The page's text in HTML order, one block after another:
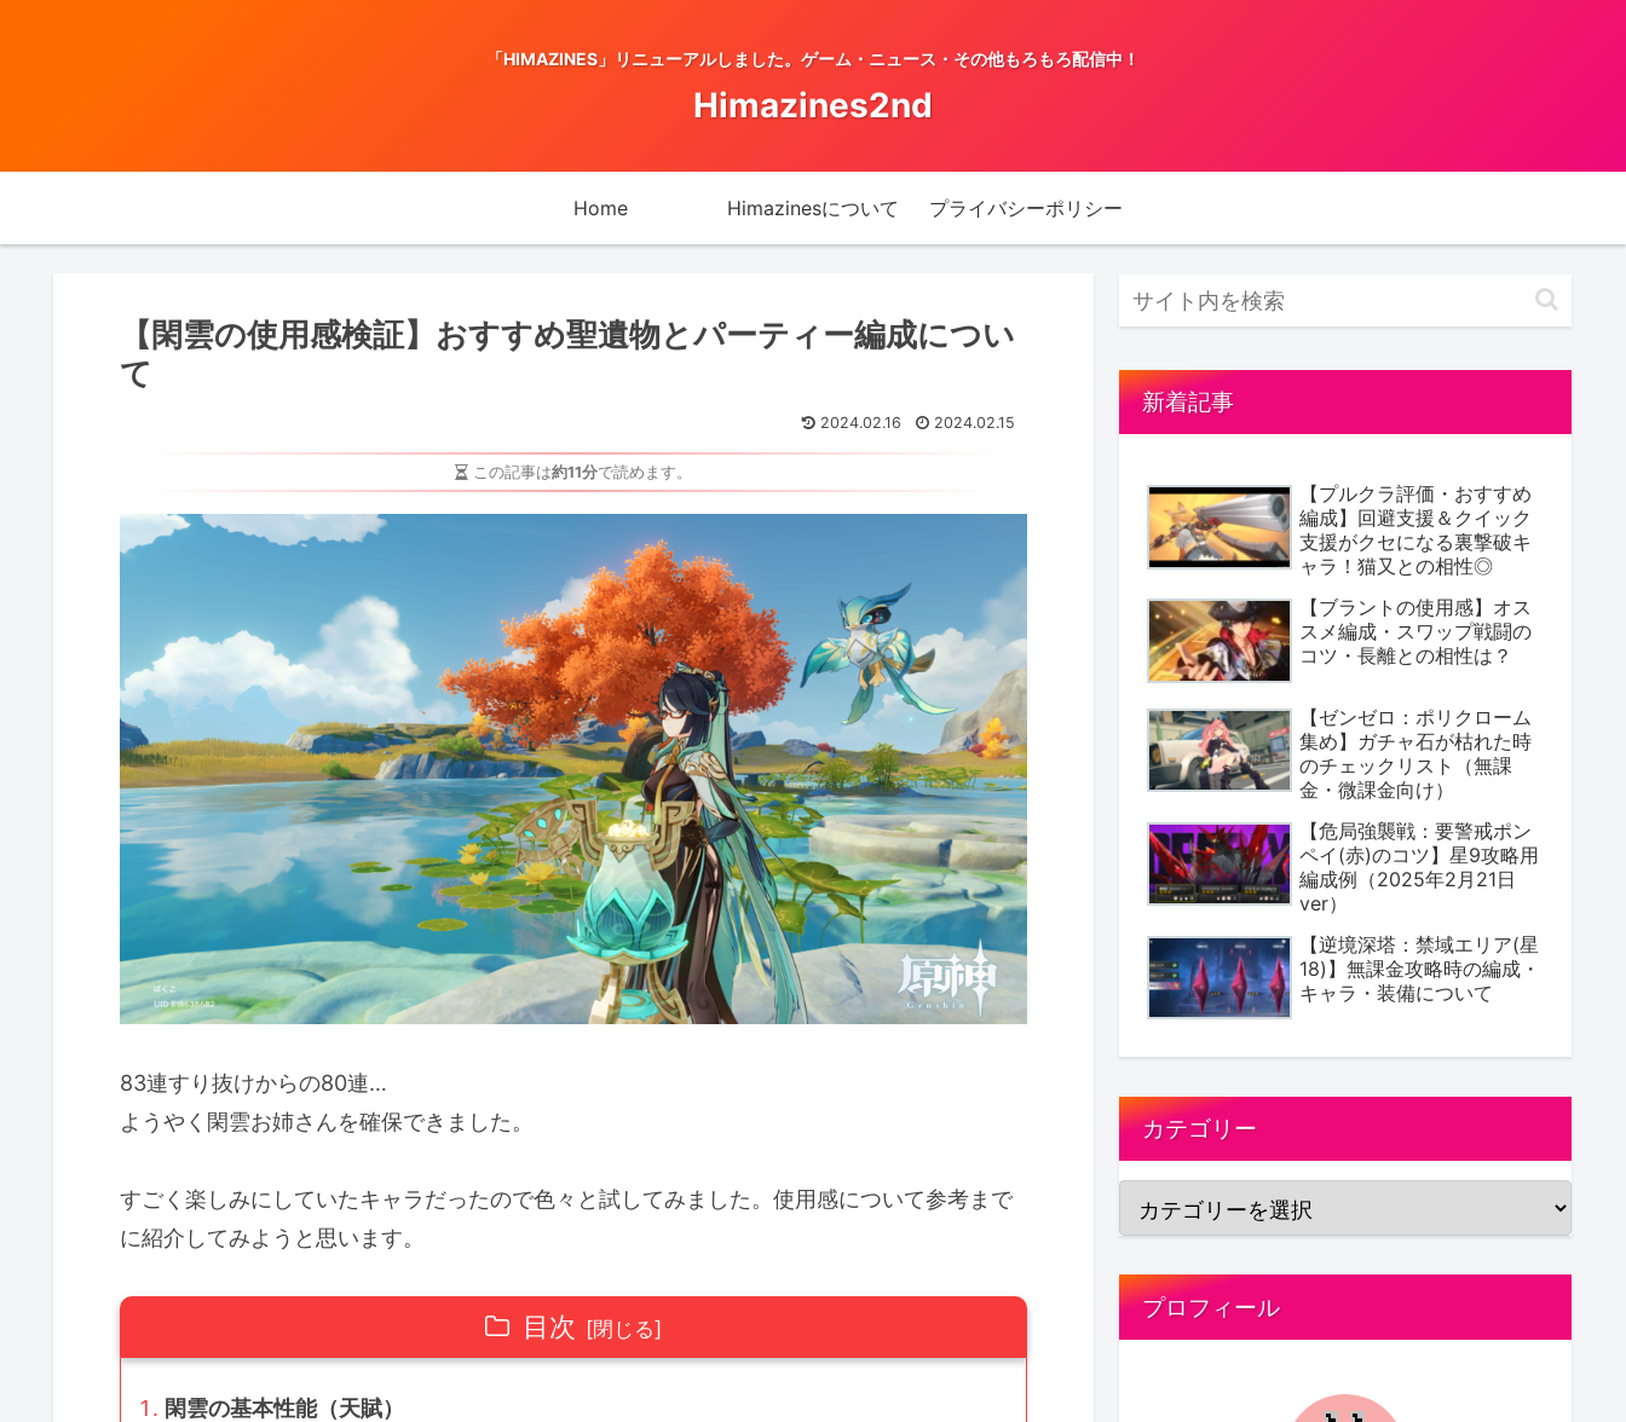
「HIMAZINES」リニューアルしました。ゲーム・ニュース・その他もろもろ配信中！
Himazines2nd
Home Himazinesについて プライバシーポリシー
【閑雲の使用感検証】おすすめ聖遺物とパーティー編成につい
て
2024.02.16 2024.02.15
この記事は約11分で読めます。
83連すり抜けからの80連…
ようやく閑雲お姉さんを確保できました。
すごく楽しみにしていたキャラだったので色々と試してみました。使用感について参考まで
に紹介してみようと思います。
目次
閑雲の基本性能（天賦）
新着記事
【プルクラ評価・おすすめ
編成】回避支援＆クイック
支援がクセになる裏撃破キ
ャラ！猫又との相性◎
【ブラントの使用感】オス
スメ編成・スワップ戦闘の
コツ・長離との相性は？
【ゼンゼロ：ポリクローム
集め】ガチャ石が枯れた時
のチェックリスト（無課
金・微課金向け）
【危局強襲戦：要警戒ポン
ペイ(赤)のコツ】星9攻略用
編成例（2025年2月21日
ver）
【逆境深塔：禁域エリア(星
18)】無課金攻略時の編成・
キャラ・装備について
カテゴリー
プロフィール